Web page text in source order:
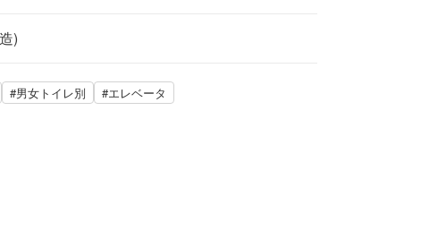
)
#男女トイレ別 #エレベータ